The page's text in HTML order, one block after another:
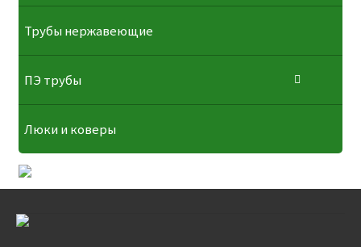
Трубы нержавеющие
ПЭ трубы
Люки и коверы